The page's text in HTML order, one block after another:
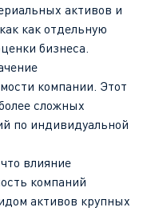
активов и
как отдельную
бизнеса.
компании. Этот
сложных
по индивидуальной
влияние
компаний
активов крупных